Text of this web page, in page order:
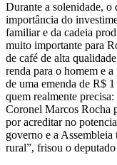
Durante a solenidade,
importância do
familiar e da cadeia
muito importante para
de café de alta
renda para o homem e
de uma emenda de R$
quem realmente
Coronel Marcos Rocha
por acreditar no
governo e a
rural”, frisou o